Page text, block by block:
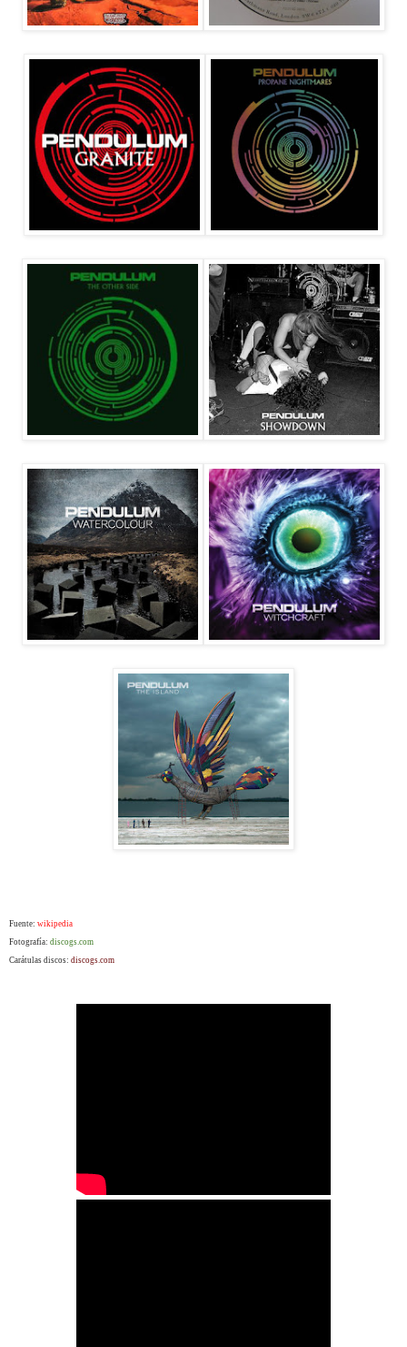
Fuente: wikipedia
Fotografía: discogs.com
Carátulas discos: discogs.com